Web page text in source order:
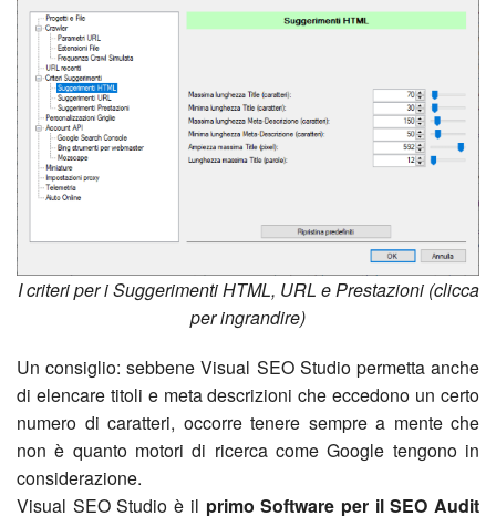
I criteri per i Suggerimenti HTML, URL e Prestazioni (clicca
per ingrandire)
Un consiglio: sebbene Visual SEO Studio permetta anche
di elencare titoli e meta descrizioni che eccedono un certo
numero di caratteri, occorre tenere sempre a mente che
non è quanto motori di ricerca come Google tengono in
considerazione.
Visual SEO Studio è il primo Software per il SEO Audit